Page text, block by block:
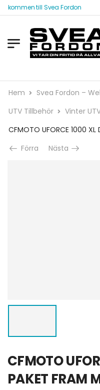
till Svea Fordon
Hem Svea Fordon –
UTV Tillbehör
Vinter
Förra
Nästa
CFMOTO
PAKET FRAM